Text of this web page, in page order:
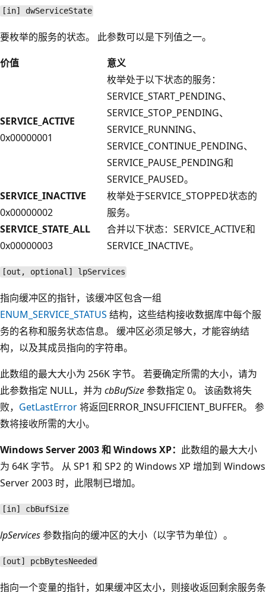
[in] dwServiceState
要枚举的服务的状态。 此参数可以是下列值之一。
价值
意义
SERVICE_ACTIVE
0x00000001
枚举处于以下状态的服务：
SERVICE_START_PENDING、
SERVICE_STOP_PENDING、
SERVICE_RUNNING、
SERVICE_CONTINUE_PENDING、
SERVICE_PAUSE_PENDING和
SERVICE_PAUSED。
SERVICE_INACTIVE
0x00000002
枚举处于SERVICE_STOPPED状态的
服务。
SERVICE_STATE_ALL
0x00000003
合并以下状态：SERVICE_ACTIVE和
SERVICE_INACTIVE。
[out, optional] lpServices
指向缓冲区的指针，该缓冲区包含一组
ENUM_SERVICE_STATUS 结构，这些结构接收数据库中每个服
务的名称和服务状态信息。 缓冲区必须足够大，才能容纳结
构，以及其成员指向的字符串。
此数组的最大大小为 256K 字节。 若要确定所需的大小，请为
此参数指定 NULL，并为 cbBufSize参数指定 0。 该函数将失
败， GetLastError将返回ERROR_INSUFFICIENT_BUFFER。 参
数将接收所需的大小。
Windows Server 2003 和 Windows XP： 此数组的最大大小
为 64K 字节。 从 SP1 和 SP2 的 Windows XP 增加到 Windows
Server 2003 时，此限制已增加。
[in] cbBufSize
lpServices参数指向的缓冲区的大小（以字节为单位）。
[out] pcbBytesNeeded
指向一个变量的指针，如果缓冲区太小，则接收返回剩余服务条